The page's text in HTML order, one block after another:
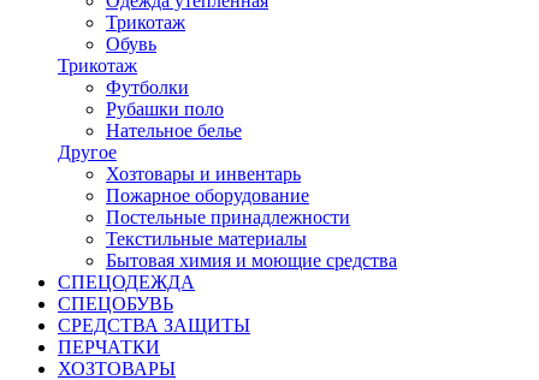
Трикотаж
Обувь
Трикотаж
Футболки
Рубашки поло
Нательное белье
Другое
Хозтовары и инвентарь
Пожарное оборудование
Постельные принадлежности
Текстильные материалы
Бытовая химия и моющие средства
СПЕЦОДЕЖДА
СПЕЦОБУВЬ
СРЕДСТВА ЗАЩИТЫ
ПЕРЧАТКИ
ХОЗТОВАРЫ